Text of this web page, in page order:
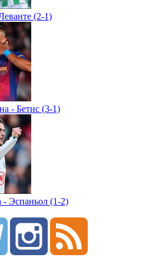
(2-1)
- Бетис (3-1)
- Эспаньол (1-2)